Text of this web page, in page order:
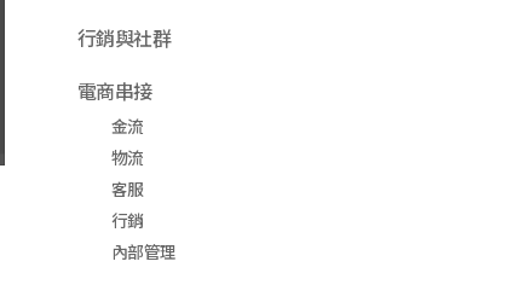
行銷與社群
電商串接
金流
物流
客服
行銷
內部管理